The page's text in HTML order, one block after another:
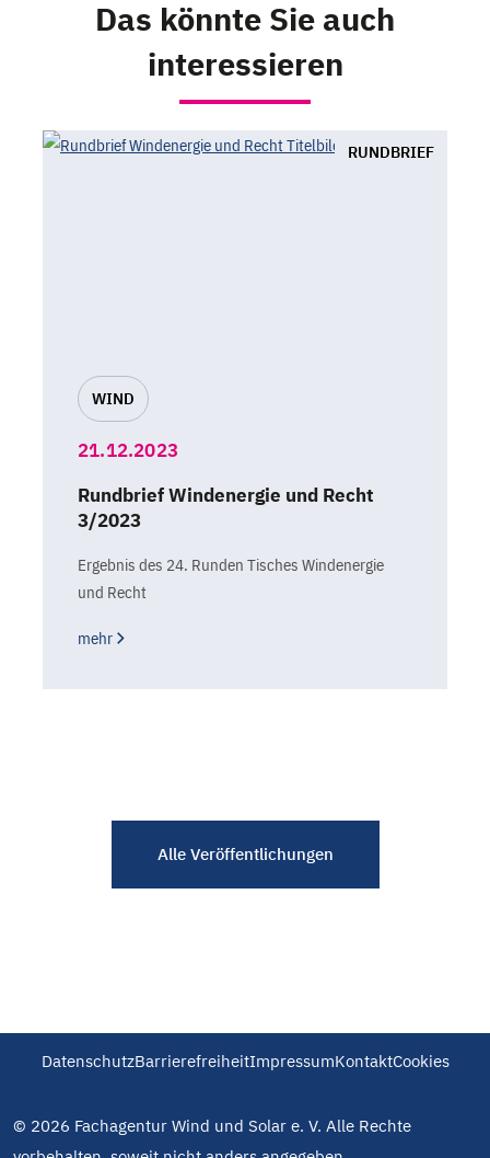
Das könnte Sie auch
interessieren
RUNDBRIEF
WIND
21.12.2023
Rundbrief Windenergie und Recht
3/2023
Ergebnis des 24. Runden Tisches Windenergie
und Recht
mehr
Alle Veröffentlichungen
DatenschutzBarrierefreiheitImpressumKontaktCookies
© 2026 Fachagentur Wind und Solar e. V. Alle Rechte